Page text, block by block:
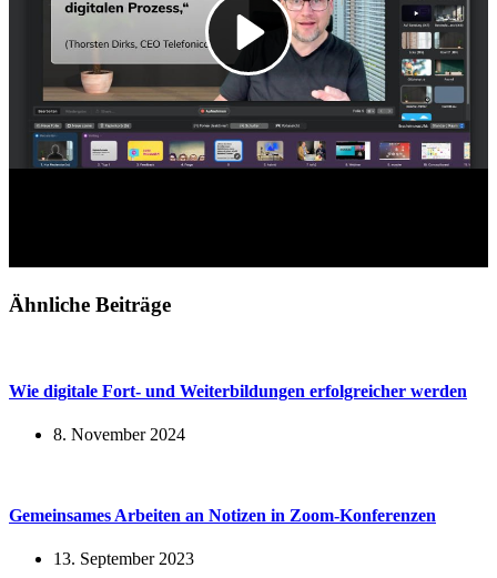
Ähnliche Beiträge
Wie digitale Fort- und Weiterbildungen erfolgreicher werden
8. November 2024
Gemeinsames Arbeiten an Notizen in Zoom-Konferenzen
13. September 2023